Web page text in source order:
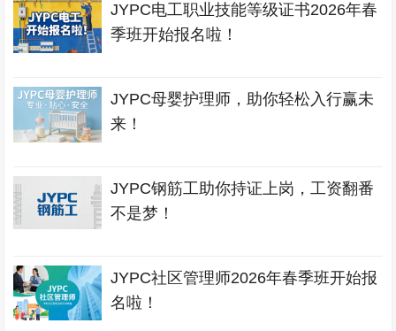
JYPC电工职业技能等级证书2026年春
季班开始报名啦！
JYPC母婴护理师，助你轻松入行赢未
来！
JYPC钢筋工助你持证上岗，工资翻番
不是梦！
JYPC社区管理师2026年春季班开始报
名啦！